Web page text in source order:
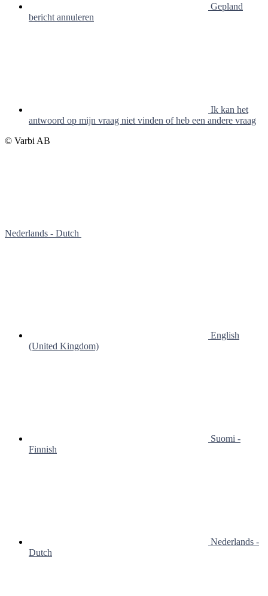
Gepland
bericht annuleren
Ik kan het
antwoord op mijn vraag niet vinden of heb een andere vraag
© Varbi AB
Nederlands - Dutch
English
(United Kingdom)
Suomi -
Finnish
Nederlands -
Dutch